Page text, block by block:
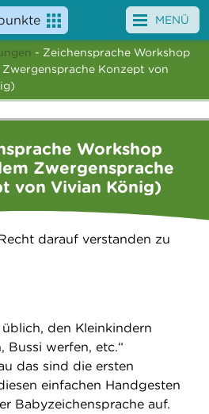
MENÜ
- Zeichensprache Workshop
Zwergensprache Konzept von
Workshop
Zwergensprache
von Vivian König)
darauf verstanden zu
den Kleinkindern
Bussi werfen, etc.“
das sind die ersten
einfachen Handgesten
Babyzeichensprache auf.